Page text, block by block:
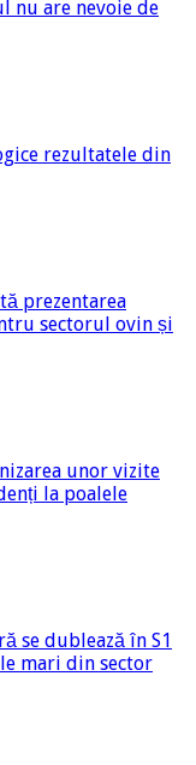
nu are nevoie de
rezultatele din
prezentarea
sectorul ovin și
unor vizite
la poalele
se dublează în S1
mari din sector